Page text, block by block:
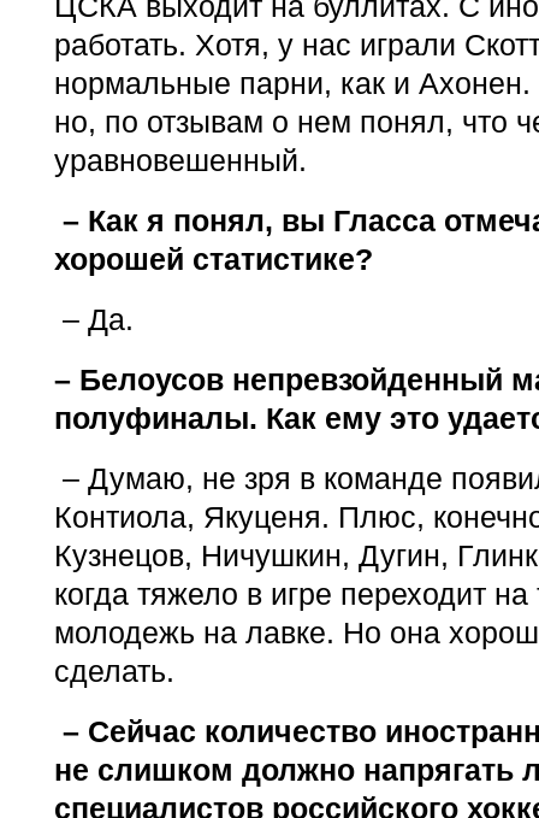
работать. Хотя, у нас играли
нормальные парни, как и
но, по отзывам о нем понял, что
уравновешенный.
– Как я понял, вы Гласса
хорошей статистике?
– Да.
– Белоусов непревзойденный
полуфиналы. Как ему это
– Думаю, не зря в команде
Контиола, Якуценя. Плюс,
Кузнецов, Ничушкин, Дугин,
когда тяжело в игре переходит
молодежь на лавке. Но она
сделать.
– Сейчас количество
не слишком должно напрягать
специалистов российского